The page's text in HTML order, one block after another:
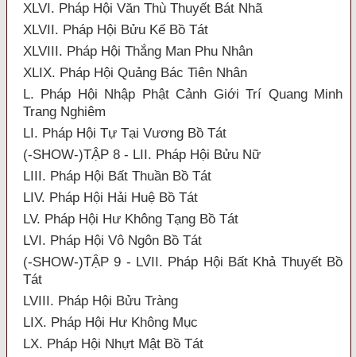
XLVI. Pháp Hội Văn Thù Thuyết Bát Nhã
XLVII. Pháp Hội Bửu Kế Bồ Tát
XLVIII. Pháp Hội Thắng Man Phu Nhân
XLIX. Pháp Hội Quảng Bác Tiên Nhân
L. Pháp Hội Nhập Phật Cảnh Giới Trí Quang Minh
Trang Nghiêm
LI. Pháp Hội Tự Tại Vương Bồ Tát
(-SHOW-)TẬP 8 - LII. Pháp Hội Bửu Nữ
LIII. Pháp Hội Bất Thuần Bồ Tát
LIV. Pháp Hội Hải Huệ Bồ Tát
LV. Pháp Hội Hư Không Tạng Bồ Tát
LVI. Pháp Hội Vô Ngôn Bồ Tát
(-SHOW-)TẬP 9 - LVII. Pháp Hội Bất Khả Thuyết Bồ
Tát
LVIII. Pháp Hội Bửu Tràng
LIX. Pháp Hội Hư Không Mục
LX. Pháp Hội Nhựt Mật Bồ Tát